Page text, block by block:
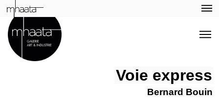
Voie express
Bernard Bouin